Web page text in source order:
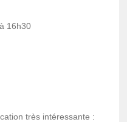
16h30
très inté­res­sante :